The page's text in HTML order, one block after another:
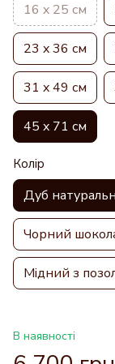
16 x 25 см
23 x 36 см
31 x 49 см
45 x 71 см
Колір
Дуб
Чорний
Мідний з
В наявності